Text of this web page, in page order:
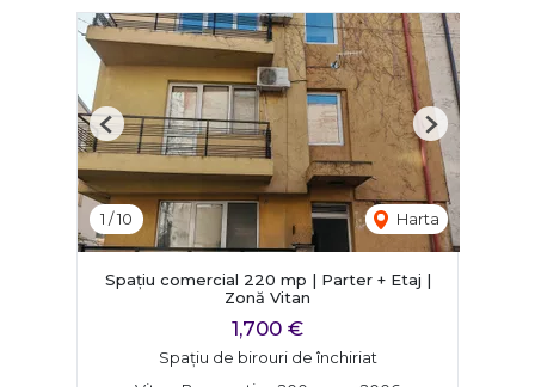
1 /10 Harta
Previous Next
Spațiu comercial 220 mp | Parter + Etaj |
Zonă Vitan
1,700 €
Spațiu de birouri de închiriat